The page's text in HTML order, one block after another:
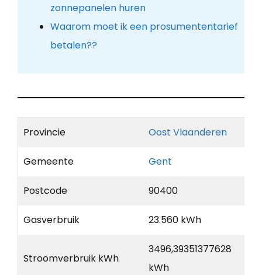
zonnepanelen huren
Waarom moet ik een prosumententarief
betalen??
Provincie Oost Vlaanderen
Gemeente Gent
Postcode 90400
Gasverbruik 23.560 kWh
Stroomverbruik kWh
3496,39351377628
kWh